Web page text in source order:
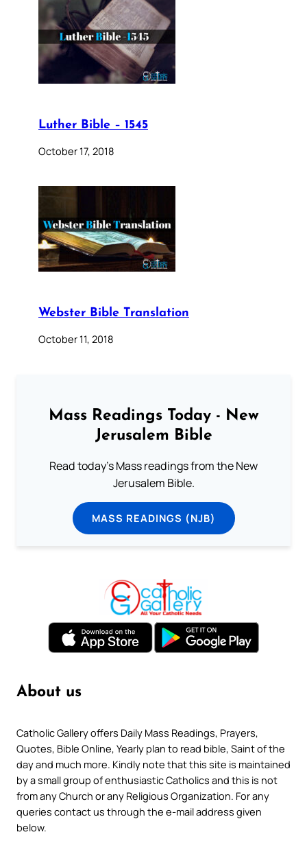
Luther Bible – 1545
October 17, 2018
Webster Bible Translation
October 11, 2018
Mass Readings Today - New
Jerusalem Bible
Read today's Mass readings from the New
Jerusalem Bible.
MASS READINGS (NJB)
About us
Catholic Gallery offers Daily Mass Readings, Prayers,
Quotes, Bible Online, Yearly plan to read bible, Saint of the
day and much more. Kindly note that this site is maintained
by a small group of enthusiastic Catholics and this is not
from any Church or any Religious Organization. For any
queries contact us through the e-mail address given
below.